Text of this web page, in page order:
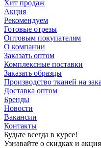
Хит продаж
Акция
Рекомендуем
Готовые отрезы
Оптовым покупателям
О компании
Заказать оптом
Комплексные поставки
Заказать образцы
Производство тканей на
Доставка оптом
Бренды
Новости
Вакансии
Контакты
Будьте всегда в курсе!
Узнавайте о скидках и